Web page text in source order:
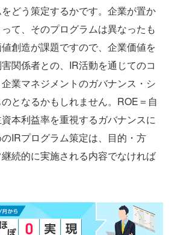
どう策定するかです。企業が置か
て、そのプログラムは異なったも
創造が課題ですので、企業価値を
関係者との、IR活動を通じてのコ
業マネジメントのガバナンス・シ
となるかもしれません。ROE＝自
本利益率を重視するガバナンスに
IRプログラム策定は、目的・方
続的に実施される内容でなければ